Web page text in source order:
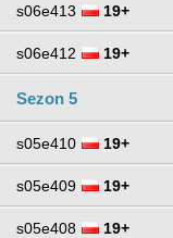
s06e413 19+
s06e412 19+
Sezon 5
s05e410 19+
s05e409 19+
s05e408 19+